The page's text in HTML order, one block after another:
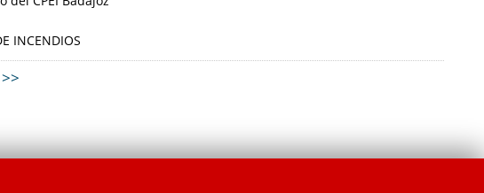
INCENDIOS
>>